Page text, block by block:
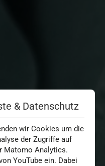
& Datenschutz
wir Cookies um die
der Zugriffe auf
Matomo Analytics.
YouTube ein. Dabei